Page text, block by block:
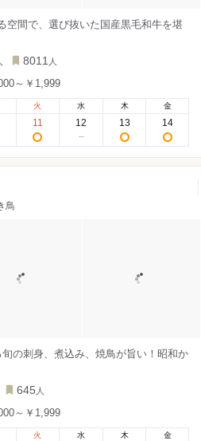
空間で、選び抜いた国産黒毛和牛を堪
8011 人
～￥1,999
火
11
水
12
木
13
金
14
鳥
旬の刺身、煮込み、焼鳥が旨い！昭和か
645 人
～￥1,999
火 水 木 金